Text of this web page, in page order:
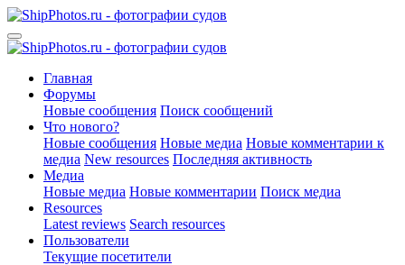
Главная
Форумы
Новые сообщения Поиск сообщений
Что нового?
Новые сообщения Новые медиа Новые комментарии к
медиа New resources Последняя активность
Медиа
Новые медиа Новые комментарии Поиск медиа
Resources
Latest reviews Search resources
Пользователи
Текущие посетители